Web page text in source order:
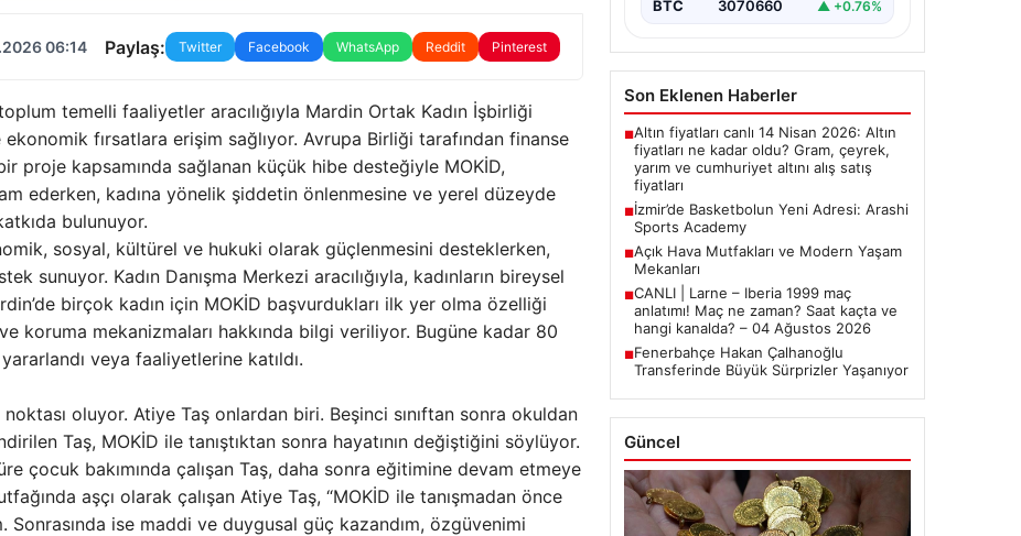
06:14 Paylaş: Twitter Facebook WhatsApp Reddit Pinterest
temelli faaliyetler aracılığıyla Mardin Ortak Kadın İşbirliği
fırsatlara erişim sağlıyor. Avrupa Birliği tarafından finanse
proje kapsamında sağlanan küçük hibe desteğiyle MOKİD,
ederken, kadına yönelik şiddetin önlenmesine ve yerel düzeyde
bulunuyor.
sosyal, kültürel ve hukuki olarak güçlenmesini desteklerken,
sunuyor. Kadın Danışma Merkezi aracılığıyla, kadınların bireysel
birçok kadın için MOKİD başvurdukları ilk yer olma özelliği
koruma mekanizmaları hakkında bilgi veriliyor. Bugüne kadar 80
veya faaliyetlerine katıldı.
oluyor. Atiye Taş onlardan biri. Beşinci sınıftan sonra okuldan
Taş, MOKİD ile tanıştıktan sonra hayatının değiştiğini söylüyor.
çocuk bakımında çalışan Taş, daha sonra eğitimine devam etmeye
aşçı olarak çalışan Atiye Taş, “MOKİD ile tanışmadan önce
ise maddi ve duygusal güç kazandım, özgüvenimi
BTC 3070660 ▲ +0.76%
Son Eklenen Haberler
■Altın fiyatları canlı 14 Nisan 2026: Altın
fiyatları ne kadar oldu? Gram, çeyrek,
yarım ve cumhuriyet altını alış satış
fiyatları
■İzmir’de Basketbolun Yeni Adresi: Arashi
Sports Academy
■Açık Hava Mutfakları ve Modern Yaşam
Mekanları
■CANLI | Larne – Iberia 1999 maç
anlatımı! Maç ne zaman? Saat kaçta ve
hangi kanalda? – 04 Ağustos 2026
■Fenerbahçe Hakan Çalhanoğlu
Transferinde Büyük Sürprizler Yaşanıyor
Güncel